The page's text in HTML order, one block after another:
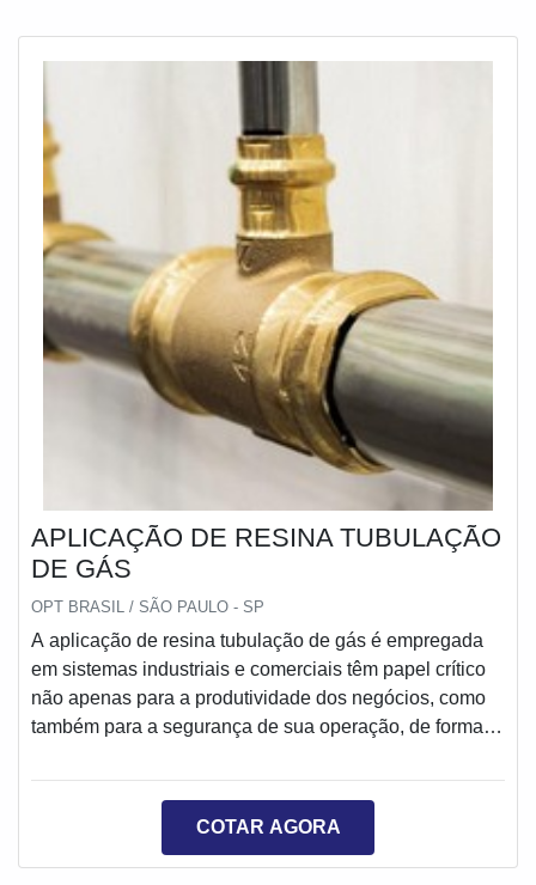
APLICAÇÃO DE RESINA TUBULAÇÃO
DE GÁS
OPT BRASIL / SÃO PAULO - SP
A aplicação de resina tubulação de gás é empregada
em sistemas industriais e comerciais têm papel crítico
não apenas para a produtividade dos negócios, como
também para a segurança de sua operação, de forma
condições é fundamental. Neste contexto, quando há
garantindo segurança e operacionalidade para a
COTAR AGORA